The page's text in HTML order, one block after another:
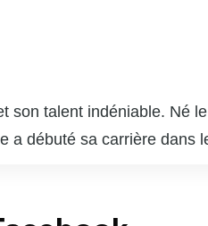
son talent indéniable. Né
a débuté sa carrière dans